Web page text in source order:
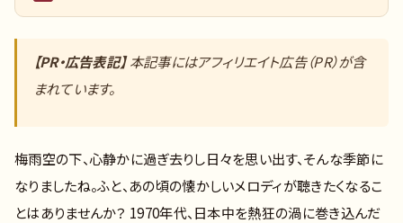
【PR・広告表記】本記事にはアフィリエイト広告（PR）が含
まれています。
梅雨空の下、心静かに過ぎ去りし日々を思い出す、そんな季節に
なりましたね。ふと、あの頃の懐かしいメロディが聴きたくなるこ
とはありませんか？ 1970年代、日本中を熱狂の渦に巻き込んだ